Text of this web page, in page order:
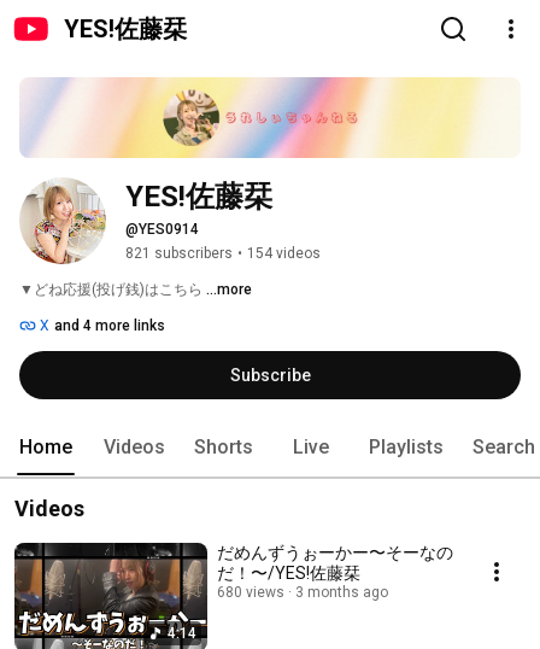
YES!佐藤栞
YES!佐藤栞
@YES0914
821 subscribers • 154 videos
▼どね応援(投げ銭)はこちら ...more
X and 4 more links
Subscribe
Home Videos Shorts Live Playlists Search
Videos
4:14
だめんずうぉーかー〜そーなの
だ！〜/YES!佐藤栞
680 views 3 months ago